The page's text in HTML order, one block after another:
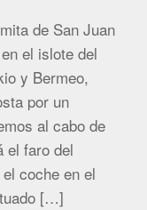
de San Juan
el islote del
y Bermeo,
por un
al cabo de
el faro del
coche en el
[…]